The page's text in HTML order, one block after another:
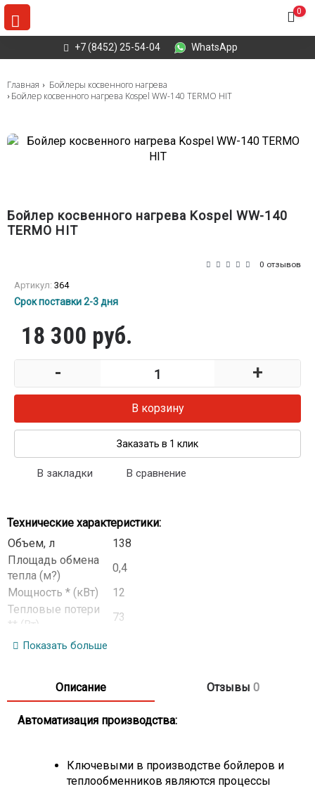
+7 (8452) 25-54-04 WhatsApp
0
Главная
Бойлеры косвенного нагрева
Бойлер косвенного нагрева Kospel WW-140 TERMO HIT
Бойлер косвенного нагрева Kospel WW-140
TERMO HIT
0 отзывов
Артикул: 364
Срок поставки 2-3 дня
18 300 руб.
- +
В корзину
Заказать в 1 клик
В закладки В сравнение
Технические характеристики:
Объем, л
138
Площадь обмена
тепла (м?)
0,4
Мощность * (кВт)
12
Тепловые потери
** (Вт)
73
Модель анода**
* При параметрах: 80/15/45°C (температура
теплоносителя / температура воды на входе /
температура потребляемой воды), проток теплоносителя
**В соответствии с регламентом Комиссии (ЕС)
812/2013, 814/2013
Показать больше
Описание Отзывы 0
Автоматизация производства:
Ключевыми в производстве бойлеров и
теплообменников являются процессы